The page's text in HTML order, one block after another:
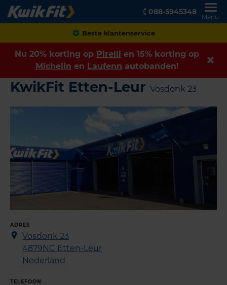
088-5945348
Menu
Beste klantenservice
Nu 20% korting op Pirelli en 15% korting op
Michelin en Laufenn autobanden!
KwikFit Etten-Leur Vosdonk 23
ADRES
Vosdonk 23
4879NC Etten-Leur
Nederland
TELEFOON